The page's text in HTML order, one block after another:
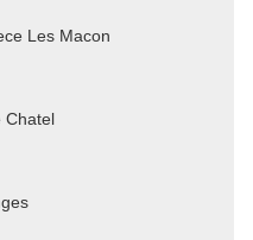
Les Macon
Chatel